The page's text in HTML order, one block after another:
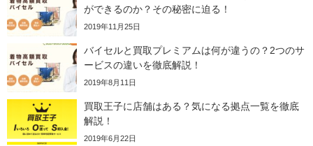
ができるのか？その秘密に迫る！
2019年11月25日
バイセルと買取プレミアムは何が違うの？2つのサ
ービスの違いを徹底解説！
2019年8月11日
買取王子に店舗はある？気になる拠点一覧を徹底
解説！
2019年6月22日